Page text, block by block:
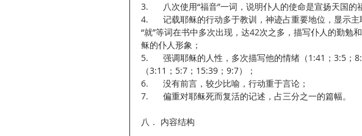
3.      八次使用“福音”一词，说明仆人的使命是宣扬天国的
4.      记载耶稣的行动多于教训，神迹占重要地位，显示主
“就”等词在书中多次出现，达42次之多，描写仆人的勤勉
稣的仆人形象；
5.      强调耶稣的人性，多次描写他的情绪（1:41；3:5；
（3:11；5:7；15:39；9:7）；
6.      没有前言，较少比喻，行动重于言论；
7.      偏重对耶稣死而复活的记述，占三分之一的篇幅。
八． 内容结构